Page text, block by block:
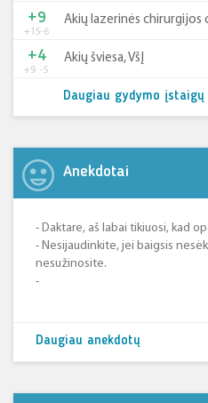
+15-6
+9 Akių lazerinės chirurgijos
+9 -5
+4 Akių šviesa, VšĮ
Daugiau gydymo įstaigų
Anekdotai
- Daktare, aš labai tikiuosi, kad
- Nesijaudinkite, jei baigsis
nesužinosite.
-
Daugiau anekdotų